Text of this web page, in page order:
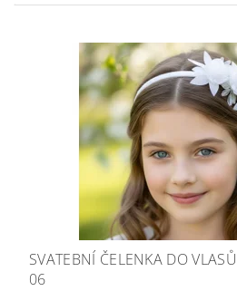
SVATEBNÍ ČELENKA DO
06